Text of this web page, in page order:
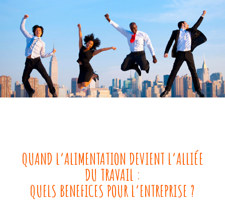
QUAND L’ALIMENTATION DEVIENT L’ALLIÉE
DU TRAVAIL :
QUELS BENEFICES POUR L’ENTREPRISE ?